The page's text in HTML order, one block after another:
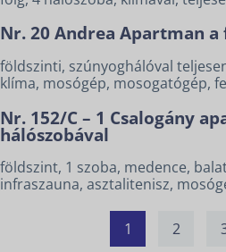
Nr. 20 Andrea Apartman
földszinti, szúnyoghálóval
klíma, mosógép, mosogatógép,
Nr. 152/C – 1 Csalogány
hálószobával
földszint, 1 szoba, medence,
infraszauna, asztalitenisz,
1 2